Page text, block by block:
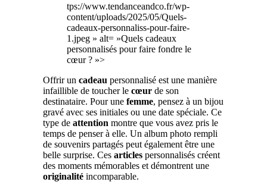
tps://www.tendanceandco.fr/wp-
content/uploads/2025/05/Quels-
cadeaux-personnaliss-pour-faire-
1.jpeg » alt= »Quels cadeaux
personnalisés pour faire fondre le
cœur ? »>
Offrir un cadeau personnalisé est une manière
infaillible de toucher le cœur de son
destinataire. Pour une femme, pensez à un bijou
gravé avec ses initiales ou une date spéciale. Ce
type de attention montre que vous avez pris le
temps de penser à elle. Un album photo rempli
de souvenirs partagés peut également être une
belle surprise. Ces articles personnalisés créent
des moments mémorables et démontrent une
originalité incomparable.